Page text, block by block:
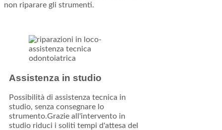
non riparare gli strumenti.
Assistenza in studio
Possibilità di assistenza tecnica in
studio, senza consegnare lo
strumento.Grazie all'intervento in
studio riduci i soliti tempi d'attesa del